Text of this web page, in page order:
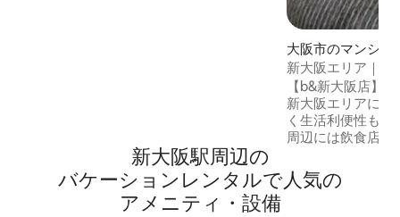
大阪市のマンショ
ト
新大阪エリア｜駅
最大8名｜梅田へ
【b&新大阪店】
新大阪エリアに近
く生活利便性も
周辺には飲食店や
できるので、大
ごしいただけます。 最寄り駅は西中
新大阪駅⁠周⁠辺⁠の
バ⁠ケ⁠ー⁠シ⁠ョ⁠ン⁠レ⁠ン⁠タ⁠ル⁠で人⁠気⁠の
ア⁠メ⁠ニ⁠テ⁠ィ⁠・⁠設⁠備